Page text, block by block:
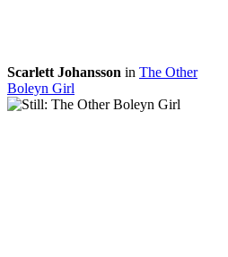
Scarlett Johansson in The Other
Boleyn Girl